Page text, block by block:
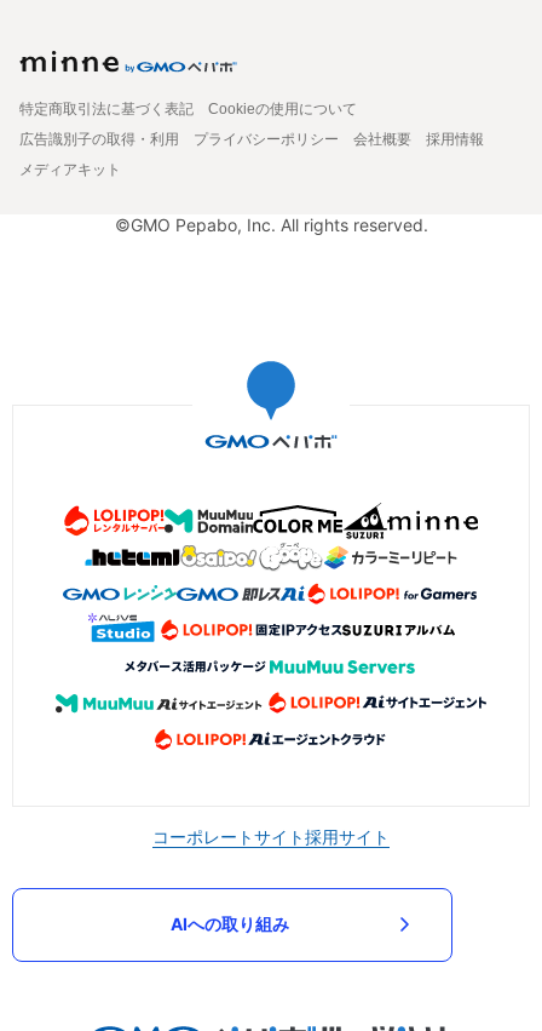
特定商取引法に基づく表記
Cookieの使用について
広告識別子の取得・利用
プライバシーポリシー 会社概要
採用情報
メディアキット
©GMO Pepabo, Inc. All rights reserved.
コーポレートサイト採用サイト
AIへの取り組み